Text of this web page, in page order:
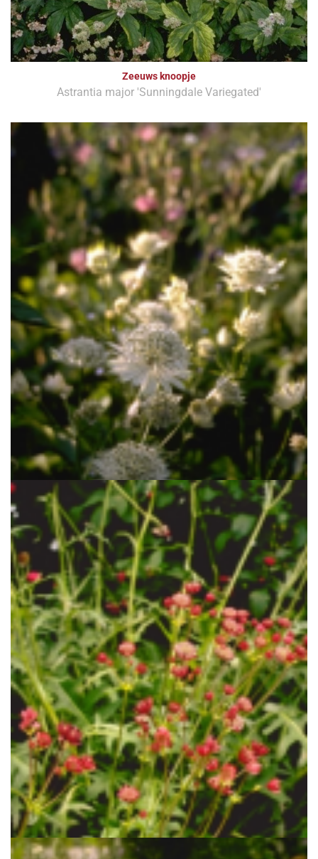
Zeeuws knoopje
Astrantia major 'Sunningdale Variegated'
Zeeuws knoopje
Astrantia major 'Shaggy'
Zeeuws knoopje
Astrantia major 'Lars'